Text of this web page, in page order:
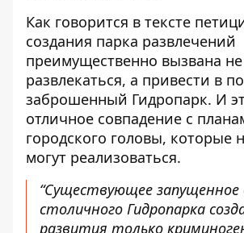
Как говорится в тексте
создания парка развлечений
преимущественно вызвана
развлекаться, а привести в
заброшенный Гидропарк. И
отличное совпадение с
городского головы, которые
могут реализоваться.
“Существующее запущенное
столичного Гидропарка
развития только